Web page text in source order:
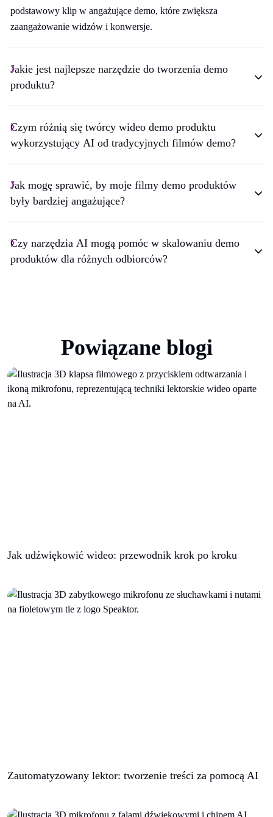
podstawowy klip w angażujące demo, które zwiększa
zaangażowanie widzów i konwersje.
Jakie jest najlepsze narzędzie do tworzenia demo
produktu?
Czym różnią się twórcy wideo demo produktu
wykorzystujący AI od tradycyjnych filmów demo?
Jak mogę sprawić, by moje filmy demo produktów
były bardziej angażujące?
Czy narzędzia AI mogą pomóc w skalowaniu demo
produktów dla różnych odbiorców?
Powiązane blogi
Jak udźwiękowić wideo: przewodnik krok po kroku
Zautomatyzowany lektor: tworzenie treści za pomocą AI